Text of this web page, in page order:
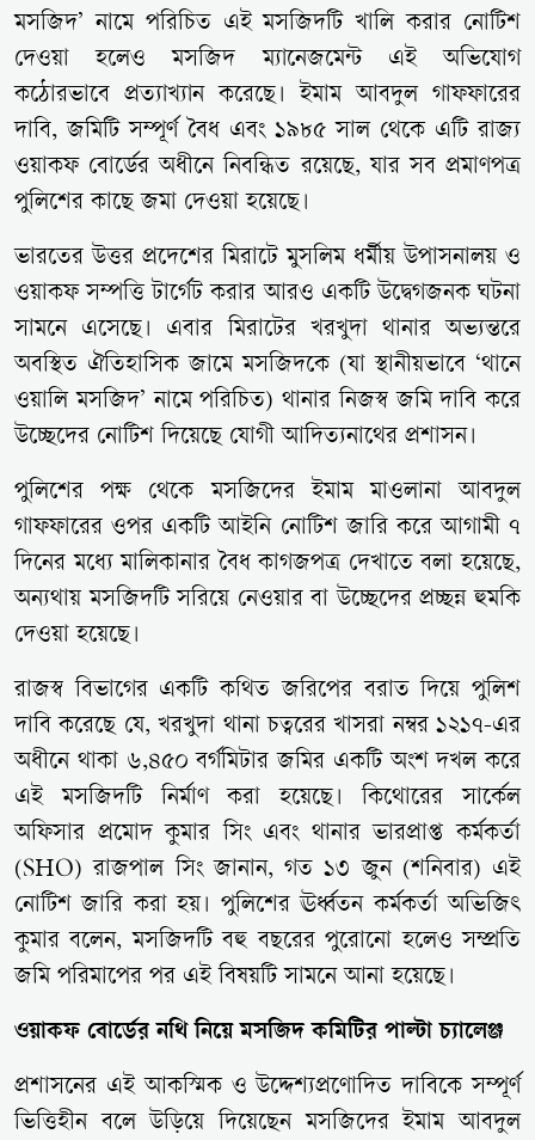
মসজিদ’ নামে পরিচিত এই মসজিদটি খালি করার নোটিশ
দেওয়া হলেও মসজিদ ম্যানেজমেন্ট এই অভিযোগ
কঠোরভাবে প্রত্যাখ্যান করেছে। ইমাম আবদুল গাফফারের
দাবি, জমিটি সম্পূর্ণ বৈধ এবং ১৯৮৫ সাল থেকে এটি রাজ্য
ওয়াকফ বোর্ডের অধীনে নিবন্ধিত রয়েছে, যার সব প্রমাণপত্র
পুলিশের কাছে জমা দেওয়া হয়েছে।
ভারতের উত্তর প্রদেশের মিরাটে মুসলিম ধর্মীয় উপাসনালয় ও
ওয়াকফ সম্পত্তি টার্গেট করার আরও একটি উদ্বেগজনক ঘটনা
সামনে এসেছে। এবার মিরাটের খরখুদা থানার অভ্যন্তরে
অবস্থিত ঐতিহাসিক জামে মসজিদকে (যা স্থানীয়ভাবে ‘থানে
ওয়ালি মসজিদ’ নামে পরিচিত) থানার নিজস্ব জমি দাবি করে
উচ্ছেদের নোটিশ দিয়েছে যোগী আদিত্যনাথের প্রশাসন।
পুলিশের পক্ষ থেকে মসজিদের ইমাম মাওলানা আবদুল
গাফফারের ওপর একটি আইনি নোটিশ জারি করে আগামী ৭
দিনের মধ্যে মালিকানার বৈধ কাগজপত্র দেখাতে বলা হয়েছে,
অন্যথায় মসজিদটি সরিয়ে নেওয়ার বা উচ্ছেদের প্রচ্ছন্ন হুমকি
দেওয়া হয়েছে।
রাজস্ব বিভাগের একটি কথিত জরিপের বরাত দিয়ে পুলিশ
দাবি করেছে যে, খরখুদা থানা চত্বরের খাসরা নম্বর ১২১৭-এর
অধীনে থাকা ৬,৪৫০ বর্গমিটার জমির একটি অংশ দখল করে
এই মসজিদটি নির্মাণ করা হয়েছে। কিথোরের সার্কেল
অফিসার প্রমোদ কুমার সিং এবং থানার ভারপ্রাপ্ত কর্মকর্তা
(SHO) রাজপাল সিং জানান, গত ১৩ জুন (শনিবার) এই
নোটিশ জারি করা হয়। পুলিশের ঊর্ধ্বতন কর্মকর্তা অভিজিৎ
কুমার বলেন, মসজিদটি বহু বছরের পুরোনো হলেও সম্প্রতি
জমি পরিমাপের পর এই বিষয়টি সামনে আনা হয়েছে।
ওয়াকফ বোর্ডের নথি নিয়ে মসজিদ কমিটির পাল্টা চ্যালেঞ্জ
প্রশাসনের এই আকস্মিক ও উদ্দেশ্যপ্রণোদিত দাবিকে সম্পূর্ণ
ভিত্তিহীন বলে উড়িয়ে দিয়েছেন মসজিদের ইমাম আবদুল